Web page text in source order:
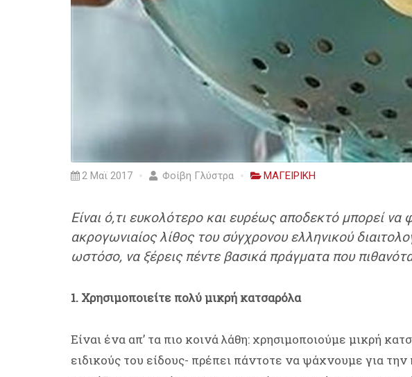
2 Μαϊ 2017 Φοίβη Γλύστρα ΜΑΓΕΙΡΙΚΗ
Είναι ό,τι ευκολότερο και ευρέως αποδεκτό μπορεί
ακρογωνιαίος λίθος του σύγχρονου ελληνικού
ωστόσο, να ξέρεις πέντε βασικά πράγματα που
1. Χρησιμοποιείτε πολύ μικρή κατσαρόλα
Είναι ένα απ’ τα πιο κοινά λάθη: χρησιμοποιούμε μικρή
ειδικούς του είδους- πρέπει πάντοτε να ψάχνουμε για την